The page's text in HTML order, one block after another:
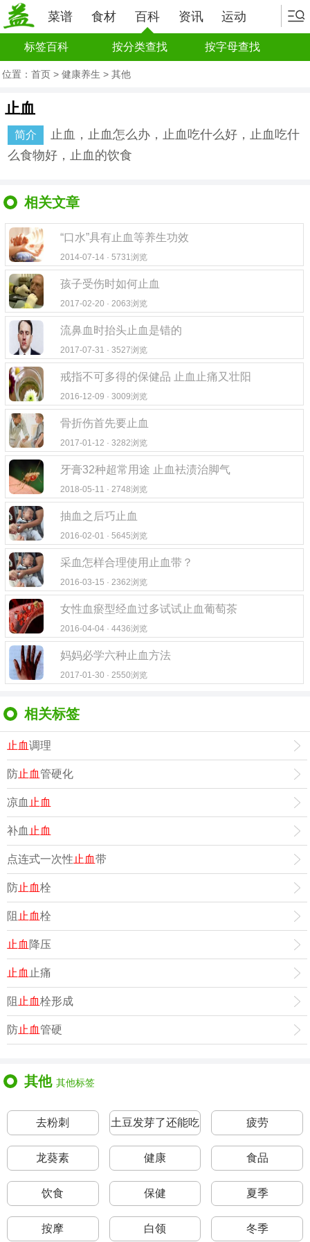
菜谱 食材 百科 资讯 运动
标签百科 按分类查找 按字母查找
位置： 首页 > 健康养生 > 其他
止血
简介
止血，止血怎么办，止血吃什么好，止血吃什
么食物好，止血的饮食
相关文章
“口水”具有止血等养生功效
2014-07-14 · 5731浏览
孩子受伤时如何止血
2017-02-20 · 2063浏览
流鼻血时抬头止血是错的
2017-07-31 · 3527浏览
戒指不可多得的保健品 止血止痛又壮阳
2016-12-09 · 3009浏览
骨折伤首先要止血
2017-01-12 · 3282浏览
牙膏32种超常用途 止血袪渍治脚气
2018-05-11 · 2748浏览
抽血之后巧止血
2016-02-01 · 5645浏览
采血怎样合理使用止血带？
2016-03-15 · 2362浏览
女性血瘀型经血过多试试止血葡萄茶
2016-04-04 · 4436浏览
妈妈必学六种止血方法
2017-01-30 · 2550浏览
相关标签
止血调理
防止血管硬化
凉血 止血
补血 止血
点连式一次性 止血带
防止血栓
阻 止血栓
止血 降压
止血 止痛
阻 止血栓形成
防止血管硬
其他 其他标签
去粉刺
土豆发芽了还能吃
吗
疲劳
龙葵素 健康 食品
饮食 保健 夏季
按摩 白领 冬季